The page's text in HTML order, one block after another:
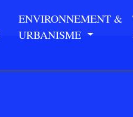
ENVIRONNEMENT &
URBANISME